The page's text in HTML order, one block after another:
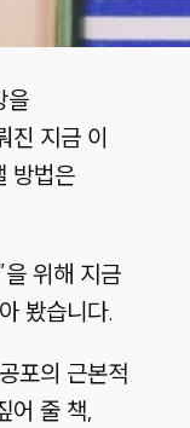
을
진 지금 이
방법은
위해 지금
봤습니다.
포의 근본적
어 줄 책,